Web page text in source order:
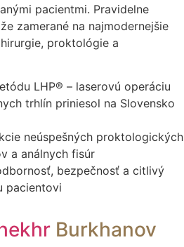
pacientmi. Pravidelne
zamerané na najmodernejšie
proktológie a
LHP® – laserovú operáciu
trhlín priniesol na Slovensko
neúspešných proktologických
a análnych fisúr
bezpečnosť a citlivý
pacientovi
Burkhanov